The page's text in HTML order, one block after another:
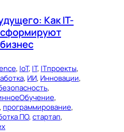
Как IT-
, IoT, IT, ITпроекты
, ИИ, Инновации
, программирование
ПО, стартап